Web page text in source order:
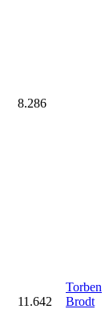
8.286
11.642
Torben
Brodt